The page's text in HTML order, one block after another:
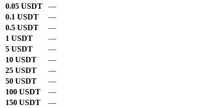
0.05 USDT
—
0.1 USDT
—
0.5 USDT
—
1 USDT
—
5 USDT
—
10 USDT
—
25 USDT
—
50 USDT
—
100 USDT
—
150 USDT
—